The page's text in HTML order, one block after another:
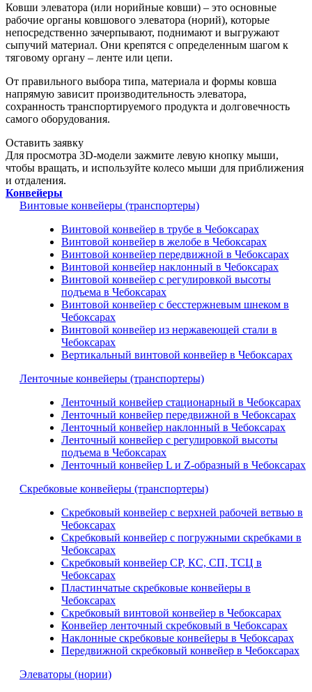
Ковши элеватора (или норийные ковши) – это основные
рабочие органы ковшового элеватора (норий), которые
непосредственно зачерпывают, поднимают и выгружают
сыпучий материал. Они крепятся с определенным шагом к
тяговому органу – ленте или цепи.
От правильного выбора типа, материала и формы ковша
напрямую зависит производительность элеватора,
сохранность транспортируемого продукта и долговечность
самого оборудования.
Оставить заявку
Для просмотра 3D-модели зажмите левую кнопку мыши,
чтобы вращать, и используйте колесо мыши для приближения
и отдаления.
Конвейеры
Винтовые конвейеры (транспортеры)
Винтовой конвейер в трубе в Чебоксарах
Винтовой конвейер в желобе в Чебоксарах
Винтовой конвейер передвижной в Чебоксарах
Винтовой конвейер наклонный в Чебоксарах
Винтовой конвейер с регулировкой высоты
подъема в Чебоксарах
Винтовой конвейер с бесстержневым шнеком в
Чебоксарах
Винтовой конвейер из нержавеющей стали в
Чебоксарах
Вертикальный винтовой конвейер в Чебоксарах
Ленточные конвейеры (транспортеры)
Ленточный конвейер стационарный в Чебоксарах
Ленточный конвейер передвижной в Чебоксарах
Ленточный конвейер наклонный в Чебоксарах
Ленточный конвейер с регулировкой высоты
подъема в Чебоксарах
Ленточный конвейер L и Z-образный в Чебоксарах
Скребковые конвейеры (транспортеры)
Скребковый конвейер с верхней рабочей ветвью в
Чебоксарах
Скребковый конвейер с погружными скребками в
Чебоксарах
Скребковый конвейер СР, КС, СП, ТСЦ в
Чебоксарах
Пластинчатые скребковые конвейеры в
Чебоксарах
Скребковый винтовой конвейер в Чебоксарах
Конвейер ленточный скребковый в Чебоксарах
Наклонные скребковые конвейеры в Чебоксарах
Передвижной скребковый конвейер в Чебоксарах
Элеваторы (нории)